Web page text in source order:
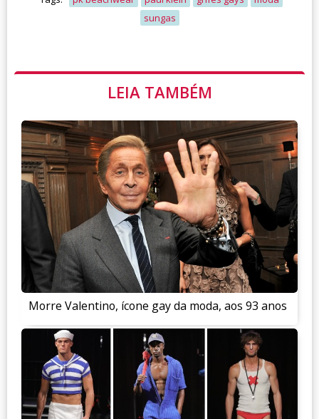
sungas
LEIA TAMBÉM
Morre Valentino, ícone gay da moda, aos 93 anos